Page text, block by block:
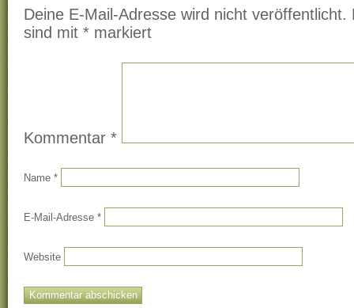
Deine E-Mail-Adresse wird nicht veröffentlicht.
sind mit * markiert
Kommentar *
Name *
E-Mail-Adresse *
Website